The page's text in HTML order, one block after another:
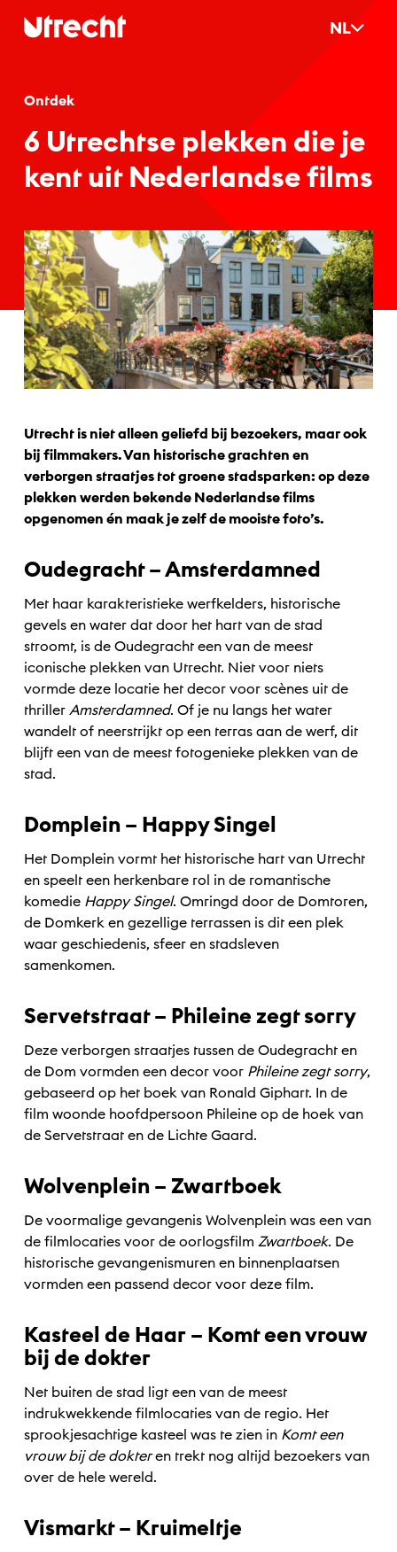
NL
Ontdek
6 Ut­recht­se plek­ken die je
kent uit Ne­der­land­se films
Utrecht is niet alleen geliefd bij bezoekers, maar ook
bij filmmakers. Van historische grachten en
verborgen straatjes tot groene stadsparken: op deze
plekken werden bekende Nederlandse films
opgenomen én maak je zelf de mooiste foto’s.
Oudegracht – Amsterdamned
Met haar karakteristieke werfkelders, historische
gevels en water dat door het hart van de stad
stroomt, is de Oudegracht een van de meest
iconische plekken van Utrecht. Niet voor niets
vormde deze locatie het decor voor scènes uit de
thriller Amsterdamned. Of je nu langs het water
wandelt of neerstrijkt op een terras aan de werf, dit
blijft een van de meest fotogenieke plekken van de
stad.
Domplein – Happy Singel
Het Domplein vormt het historische hart van Utrecht
en speelt een herkenbare rol in de romantische
komedie Happy Singel. Omringd door de Domtoren,
de Domkerk en gezellige terrassen is dit een plek
waar geschiedenis, sfeer en stadsleven
samenkomen.
Servetstraat – Phileine zegt sorry
Deze verborgen straatjes tussen de Oudegracht en
de Dom vormden een decor voor Phileine zegt sorry,
gebaseerd op het boek van Ronald Giphart. In de
film woonde hoofdpersoon Phileine op de hoek van
de Servetstraat en de Lichte Gaard.
Wolvenplein – Zwartboek
De voormalige gevangenis Wolvenplein was een van
de filmlocaties voor de oorlogsfilm Zwartboek. De
historische gevangenismuren en binnenplaatsen
vormden een passend decor voor deze film.
Kasteel de Haar – Komt een vrouw
bij de dokter
Net buiten de stad ligt een van de meest
indrukwekkende filmlocaties van de regio. Het
sprookjesachtige kasteel was te zien in Komt een
vrouw bij de dokteren trekt nog altijd bezoekers van
over de hele wereld.
Vismarkt – Kruimeltje